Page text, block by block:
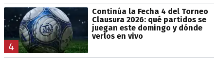
4
Continúa la Fecha 4 del Torneo
Clausura 2026: qué partidos se
juegan este domingo y dónde
verlos en vivo